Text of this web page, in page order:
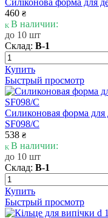
Силіконова форма для
460 ₴
В наличии:
до 10 шт
Склад: В-1
Купить
Быстрый просмотр
Силиконовая форма
SF098/C
538 ₴
В наличии:
до 10 шт
Склад: В-1
Купить
Быстрый просмотр